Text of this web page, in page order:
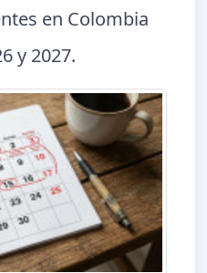
en Colombia
y 2027.